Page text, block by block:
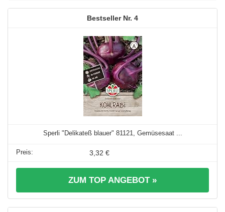
4
Sperli "Delikateß blauer" 81121, Gemüsesaat ...
3,32 €
ZUM TOP ANGEBOT »